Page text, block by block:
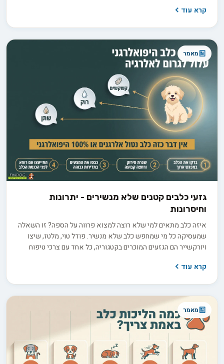
בפועל השאלה היא לא רק כמה זה עולה, אלא כמה שקיפות
קרא עוד
מאמר
גזעי כלבים קטנים שלא מנשירים - יתרונות
וחיסרונות
איזה כלב מתאים למי שלא רוצה למצוא פרווה על הספה? זו השאלה
שמעסיקה כל מי שמחפש כלב שלא מנשיר. פודל טוי, מלטז, שיצו
ויורקשייר הם הגזעים המוכרים בקטגוריה, כל אחד עם צרכי טיפוח
קרא עוד
מאמר